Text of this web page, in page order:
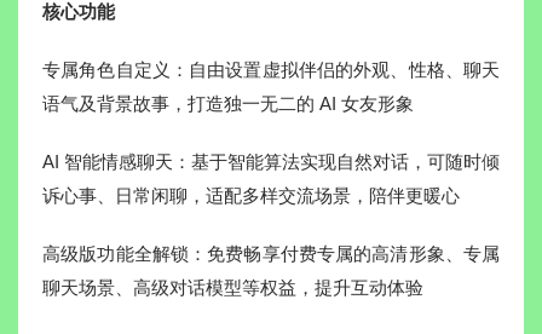
核心功能
专属角色自定义：自由设置虚拟伴侣的外观、性格、聊天
语气及背景故事，打造独一无二的 AI 女友形象
AI 智能情感聊天：基于智能算法实现自然对话，可随时倾
诉心事、日常闲聊，适配多样交流场景，陪伴更暖心
高级版功能全解锁：免费畅享付费专属的高清形象、专属
聊天场景、高级对话模型等权益，提升互动体验